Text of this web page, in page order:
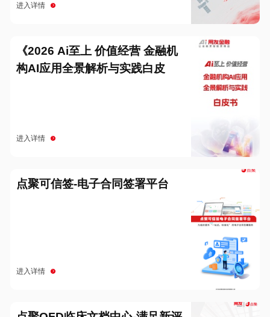
进入详情
《2026 Ai至上 价值经营 金融机
构AI应用全景解析与实践白皮
进入详情
点聚可信签-电子合同签署平台
进入详情